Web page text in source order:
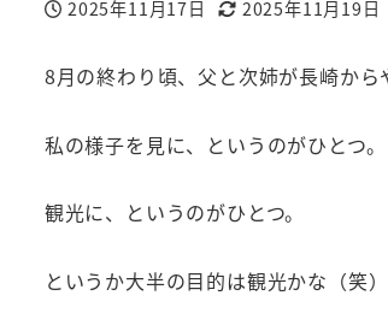
投稿日
2025年11月17日
更新日
2025年11月19日
8月の終わり頃、父と次姉が長崎から
私の様子を見に、というのがひとつ。
観光に、というのがひとつ。
というか大半の目的は観光かな（笑）